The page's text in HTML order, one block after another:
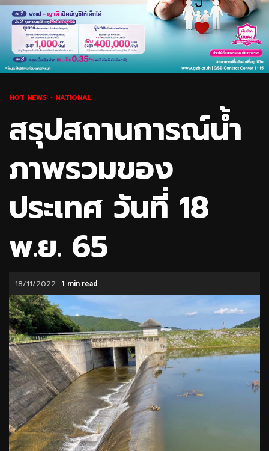
HOT NEWS NATIONAL
สรุปสถานการณ์น้ำ
ภาพรวมของ
ประเทศ วันที่ 18
พ.ย. 65
18/11/2022 1 min read